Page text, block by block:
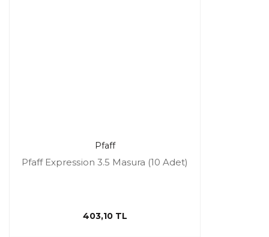
Pfaff
Pfaff Expression 3.5 Masura (10 Adet)
403,10 TL